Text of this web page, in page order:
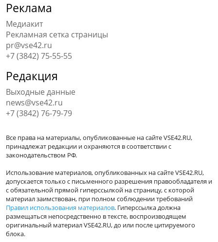
Реклама
Медиакит
Рекламная сетка страницы
pr@vse42.ru
+7 (3842) 75-55-55
Редакция
Выходные данные
news@vse42.ru
+7 (3842) 76-79-79
Все права на материалы, опубликованные на сайте VSE42.RU,
принадлежат редакции и охраняются в соответствии с
законодательством РФ.
Использование материалов, опубликованных на сайте VSE42.RU,
допускается только с письменного разрешения правообладателя и
с обязательной прямой гиперссылкой на страницу, с которой
материал заимствован, при полном соблюдении требований
Правил использования материалов. Гиперссылка должна
размещаться непосредственно в тексте, воспроизводящем
оригинальный материал VSE42.RU, до или после цитируемого
блока.